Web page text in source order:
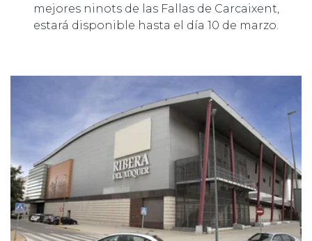
mejores ninots de las Fallas de Carcaixent,
estará disponible hasta el día 10 de marzo.